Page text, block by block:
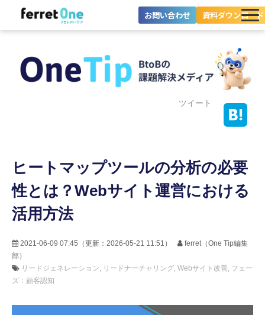
お問い合わせ 資料ダウンロード
ツール・機能一覧
料金プラン
セミナー
ツイート
ヒートマップツールの分析の必要
性とは？Webサイト運営における
活用方法
2021-06-09 07:45 （更新： 2026-05-21 11:51 ）
ferret（One Tip編集
部）
リードジェネレーション
リードナーチャリング Webサイト改善 フェー
ズ：顧客認知